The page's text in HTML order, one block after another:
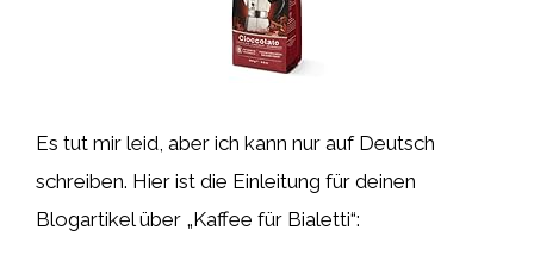
Es tut mir leid, aber ich kann nur auf Deutsch
schreiben. Hier ist die Einleitung für deinen
Blogartikel über „Kaffee für Bialetti“: